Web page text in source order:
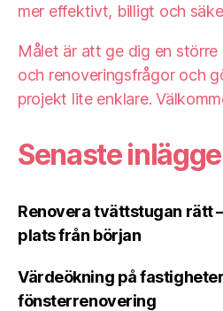
mer effektivt, billigt och
Målet är att ge dig en
och renoveringsfrågor och
projekt lite enklare.
Senaste
Renovera tvättstugan rätt
plats från början
Värdeökning på
fönsterrenovering